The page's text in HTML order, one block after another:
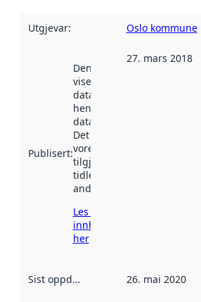
Utgjevar: Oslo kommune
Publisert:
Denne datoen
viser når
datasettet vart
henta inn av
data.norge.no.
Det kan ha
vore
tilgjengeleg
tidlegare
andre stader.
Les meir om
innhenting
her
27. mars 2018
Sist oppdatert 26. mai 2020